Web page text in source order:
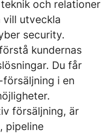
och relationer
vill utveckla
security.
kundernas
Du får
i en
försäljning, är
pipeline